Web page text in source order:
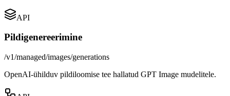
API
Pildigenereerimine
/v1/managed/images/generations
OpenAI-ühilduv pildiloomise tee hallatud GPT Image mudelitele.